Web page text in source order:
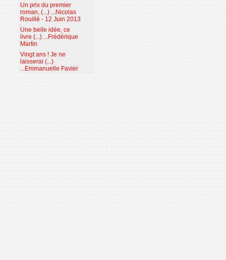
Un prix du premier
roman, (...) ...Nicolas
Rouillé - 12 Juin 2013
Une belle idée, ce
livre (...) ...Frédérique
Martin
Vingt ans ! Je ne
laisserai (...)
...Emmanuelle Favier